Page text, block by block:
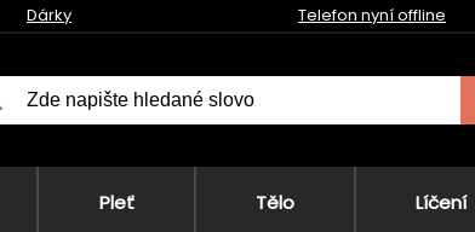
Dárky Telefon nyní offline
Pleť Tělo Líčení